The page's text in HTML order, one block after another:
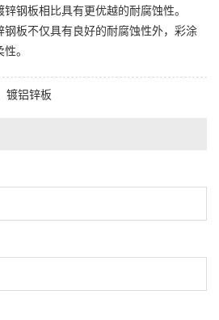
钢板相比具有更优越的耐腐蚀性。
板不仅具有良好的耐腐蚀性外，彩涂
。
镀铝锌板